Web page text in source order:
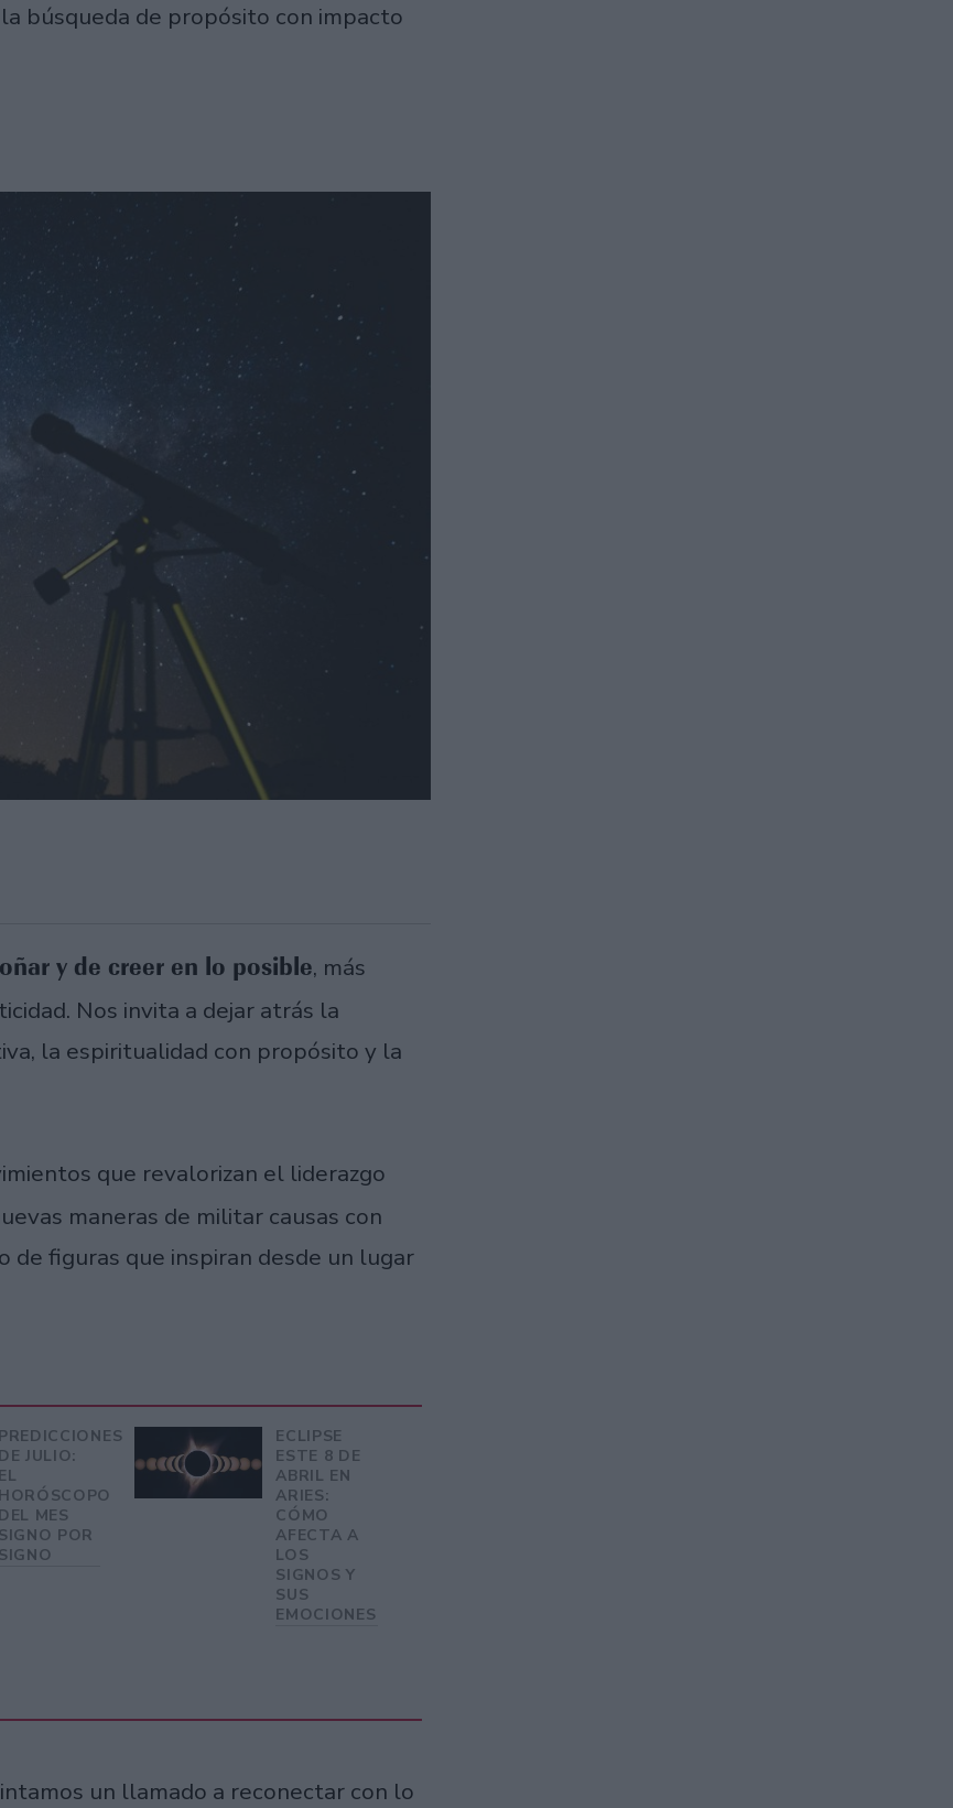
búsqueda de propósito con impacto
y de creer en lo posible, más
Nos invita a dejar atrás la
la espiritualidad con propósito y la
que revalorizan el liderazgo
maneras de militar causas con
de figuras que inspiran desde un lugar
PREDICCIONES
DE JULIO:
EL
HORÓSCOPO
DEL MES
SIGNO POR
SIGNO
ECLIPSE
ESTE 8 DE
ABRIL EN
ARIES:
CÓMO
AFECTA A
LOS
SIGNOS Y
SUS
EMOCIONES
un llamado a reconectar con lo